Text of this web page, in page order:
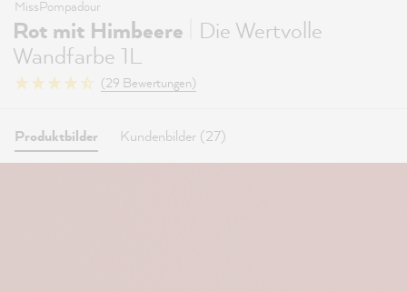
MissPompadour
Rot mit Himbeere
Die Wertvolle
Wandfarbe 1L
(29 Bewertungen)
Produktbilder Kundenbilder (27)